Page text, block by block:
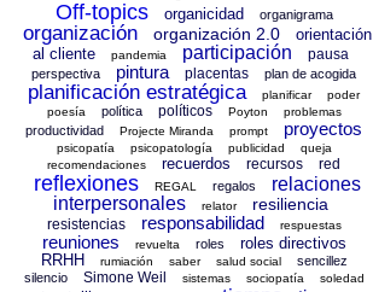
Off-topics organicidad organigrama
organización organización 2.0
orientación
al cliente
pandemia participación pausa
perspectiva pintura placentas plan de acogida
planificación estratégica planificar
poder
poesía
política políticos Poyton problemas
productividad Projecte Miranda prompt proyectos
psicopatía psicopatología publicidad
queja
recomendaciones
recuerdos recursos red
reflexiones REGAL regalos
relaciones
interpersonales
relator resiliencia
resistencias responsabilidad respuestas
reuniones revuelta roles
roles directivos
RRHH
rumiación saber salud social
sencillez
silencio
Simone Weil sistemas sociopatía soledad